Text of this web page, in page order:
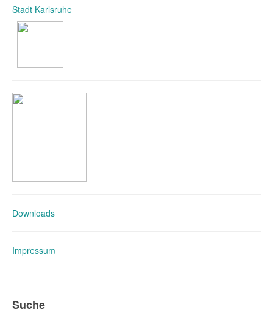
Stadt Karlsruhe
Downloads
Impressum
Suche